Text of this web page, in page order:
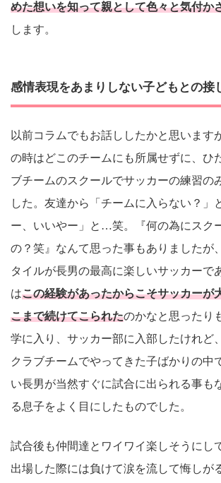
めた想いを知って親として色々と気付か
します。
感情表現をあまりしない子どもとの接
以前コラムでもお話ししたかと思います
の時はどこのチームにも所属せずに、ひ
ブチームのスクールでサッカーの練習の
した。友達から「チームに入らない？」
ー、いいやー」と…笑。『何の為にスク
の？笑』なんて思った事もありましたが
タイルが長男の最高に楽しいサッカーで
はこの経験があったからこそサッカーが
こまで続けてこられたのかなと思ったり
学に入り、サッカー部に入部したけれど
クラブチームでやってきた子ばかりの中
い長男が当然すぐに試合に出られる事も
る息子をよく目にしたものでした。
試合後も仲間達とワイワイ楽しそうにし
出場した際には負けて涙を流して悔しが